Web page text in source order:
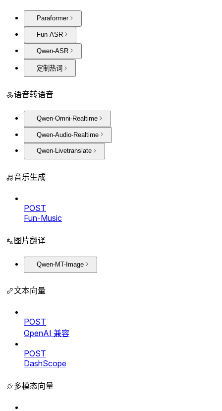
Paraformer
Fun-ASR
Qwen-ASR
定制热词
语音转语音
Qwen-Omni-Realtime
Qwen-Audio-Realtime
Qwen-Livetranslate
音乐生成
POST
Fun-Music
图片翻译
Qwen-MT-Image
文本向量
POST
OpenAI 兼容
POST
DashScope
多模态向量